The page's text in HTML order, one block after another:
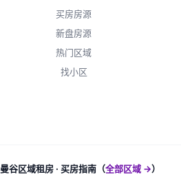
买房房源
新盘房源
热门区域
找小区
曼谷区域租房 · 买房指南（全部区域 →）